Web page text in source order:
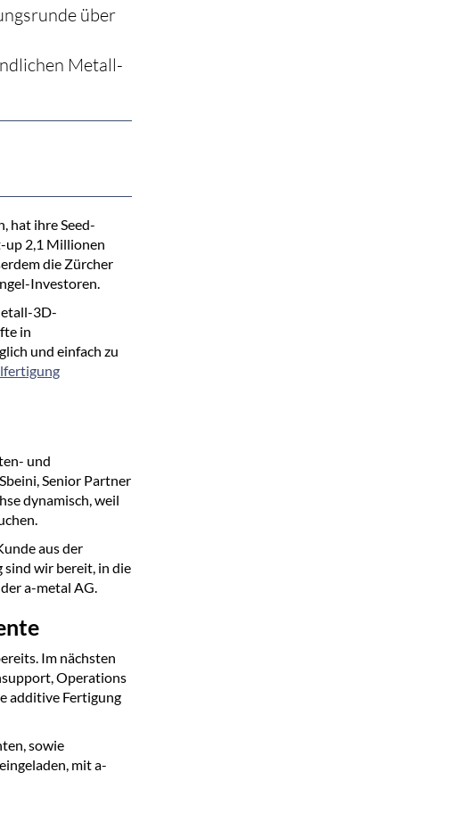
über
Metall-
hat ihre Seed-
up 2,1 Millionen
die Zürcher
Investoren.
3D-
in
und einfach zu
und
Senior Partner
dynamisch, weil
aus der
sind wir bereit, in die
a-metal AG.
Im nächsten
Operations
additive Fertigung
sowie
mit a-